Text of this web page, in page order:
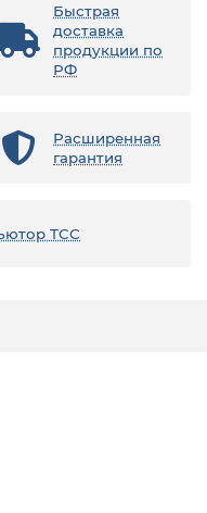
Быстрая
доставка
продукции по
РФ
Расширенная
гарантия
ТСС